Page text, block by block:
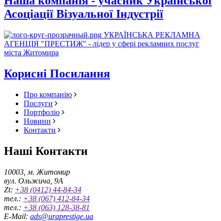
Асоціації Візуальної Індустрії
УКРАЇНСЬКА РЕКЛАМНА
АГЕНЦІЯ "ПРЕСТИЖ" - лідер у сфері рекламних послуг
міста Житомира
Корисні Посилання
Про компанію
Послуги
Портфоліо
Новини
Контакти
Наші Контакти
10003, м. Житомир
вул. Ольжича, 9А
Zt: +38 (0412) 44-84-34
тел.: +38 (067) 412-84-34
тел.: +38 (063) 128-38-81
E-Mail: ads@uraprestige.ua